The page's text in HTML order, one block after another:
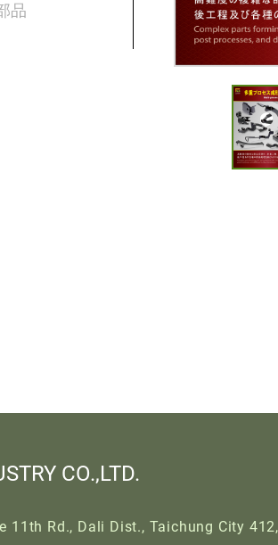
品
CO.,LTD.
11th Rd., Dali Dist., Taichung City